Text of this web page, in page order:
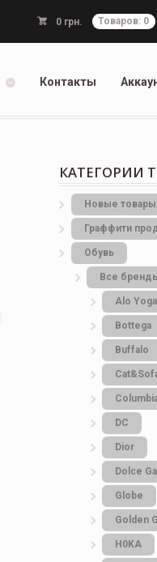
0 грн. Товаров: 0
Контакты
КАТЕГОРИИ
Новые товары
Граффити
Обувь
Все
Alo Yoga
Bottеga
Buffalo
DC
Dior
Dolce
Globe
Golden
H0KA